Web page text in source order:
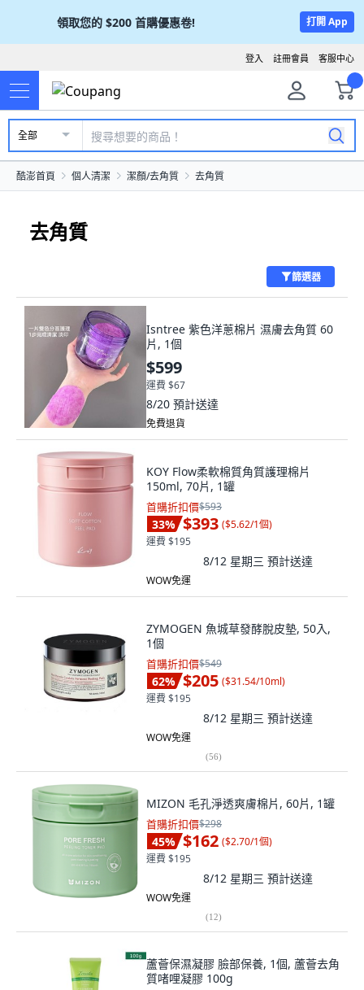
領取您的 $200 首購優惠卷! 打開 App
客服中心
註冊會員
登入
全部
酷澎首頁 個人清潔 潔顏/去角質 去角質
去角質
篩選器
Isntree 紫色洋蔥棉片 濕膚去角質 60
片, 1個
$599
運費 $67
8/20 預計送達
免費退貨
KOY Flow柔軟棉質角質護理棉片
150ml, 70片, 1罐
首購折扣價$593
33% $393 ($5.62/1個)
運費 $195
8/12 星期三 預計送達
WOW免運
ZYMOGEN 魚城草發酵脫皮墊, 50入,
1個
首購折扣價$549
62% $205 ($31.54/10ml)
運費 $195
8/12 星期三 預計送達
WOW免運
(56)
MIZON 毛孔淨透爽膚棉片, 60片, 1罐
首購折扣價$298
45% $162 ($2.70/1個)
運費 $195
8/12 星期三 預計送達
WOW免運
(12)
蘆薈保濕凝膠 臉部保養, 1個, 蘆薈去角
質啫哩凝膠 100g